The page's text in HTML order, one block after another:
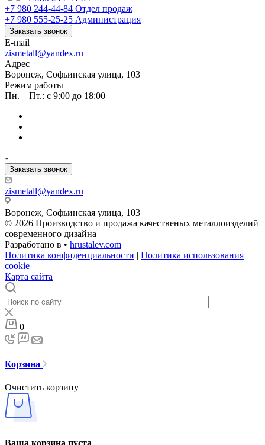
+7 980 244-44-84 Отдел продаж
+7 980 555-25-25 Администрация
Заказать звонок
E-mail
zismetall@yandex.ru
Адрес
Воронеж, Софьинская улица, 103
Режим работы
Пн. – Пт.: с 9:00 до 18:00
Заказать звонок
zismetall@yandex.ru
Воронеж, Софьинская улица, 103
© 2026 Производство и продажа качественых металлоизделий
современного дизайна
Разработано в • hrustalev.com
Политика конфиденциальности | Политика использования
cookie
Карта сайта
0
Корзина
Очистить корзину
Ваша корзина пуста